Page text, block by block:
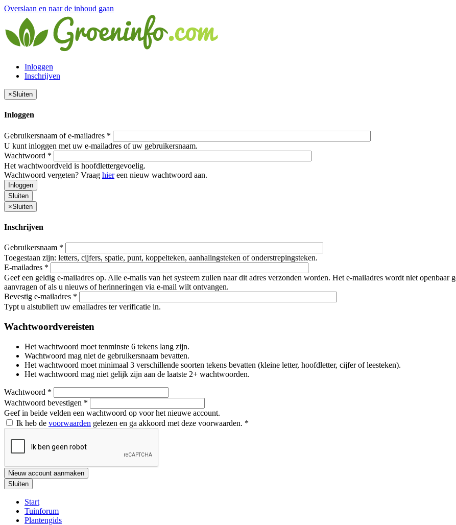
Overslaan en naar de inhoud gaan
Inloggen
Inschrijven
×Sluiten
Inloggen
Gebruikersnaam of e-mailadres *
U kunt inloggen met uw e-mailadres of uw gebruikersnaam.
Wachtwoord *
Het wachtwoordveld is hoofdlettergevoelig.
Wachtwoord vergeten? Vraag hiereen nieuw wachtwoord aan.
Inloggen
Sluiten
×Sluiten
Inschrijven
Gebruikersnaam *
Toegestaan zijn: letters, cijfers, spatie, punt, koppelteken, aanhalingsteken of onderstrepingsteken.
E-mailadres *
Geef een geldig e-mailadres op. Alle e-mails van het systeem zullen naar dit adres verzonden worden. Het e-mailadres wordt niet
aanvragen of als u nieuws of herinneringen via e-mail wilt ontvangen.
Bevestig e-mailadres *
Typt u alstublieft uw emailadres ter verificatie in.
Wachtwoordvereisten
Het wachtwoord moet tenminste 6 tekens lang zijn.
Wachtwoord mag niet de gebruikersnaam bevatten.
Het wachtwoord moet minimaal 3 verschillende soorten tekens bevatten (kleine letter, hoofdletter, cijfer of leesteken).
Het wachtwoord mag niet gelijk zijn aan de laatste 2+ wachtwoorden.
Wachtwoord *
Wachtwoord bevestigen *
Geef in beide velden een wachtwoord op voor het nieuwe account.
Ik heb de voorwaarden gelezen en ga akkoord met deze voorwaarden. *
Nieuw account aanmaken
Sluiten
Start
Tuinforum
Plantengids